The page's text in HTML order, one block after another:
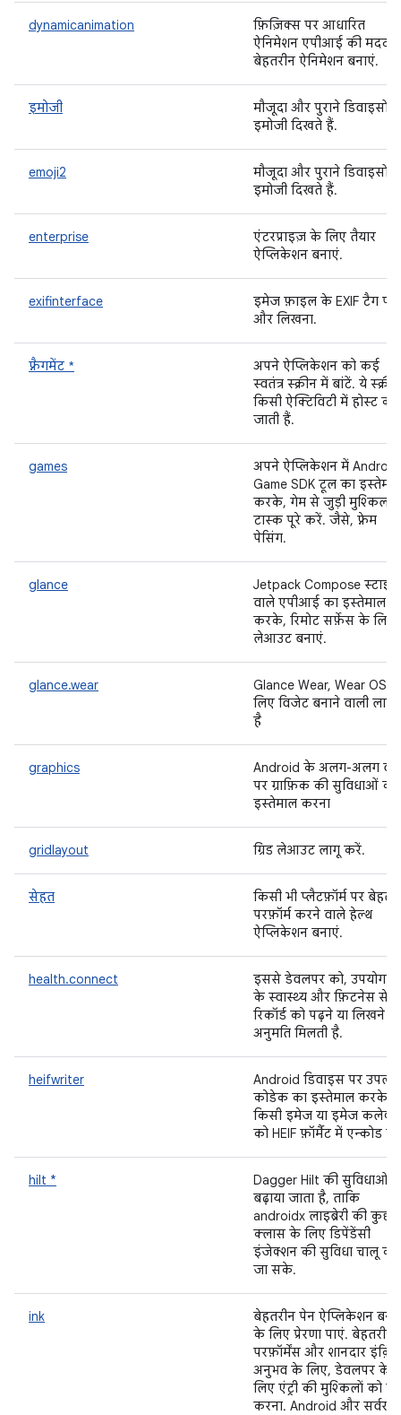
dynamicanimation
फ़िज़िक्स पर आधारित
ऐनिमेशन एपीआई की मदद
बेहतरीन ऐनिमेशन बनाएं.
इमोजी
मौजूदा और पुराने डिवाइसों में
इमोजी दिखते हैं.
emoji2
मौजूदा और पुराने डिवाइसों में
इमोजी दिखते हैं.
enterprise
एंटरप्राइज़ के लिए तैयार
ऐप्लिकेशन बनाएं.
exifinterface
इमेज फ़ाइल के EXIF टैग
और लिखना.
फ़्रैगमेंट *
अपने ऐप्लिकेशन को कई
स्वतंत्र स्क्रीन में बांटें. ये
किसी ऐक्टिविटी में होस्ट की
जाती हैं.
games
अपने ऐप्लिकेशन में Android
Game SDK टूल का
करके, गेम से जुड़ी मुश्किल
टास्क पूरे करें. जैसे, फ़्रेम
पेसिंग.
glance
Jetpack Compose स्टाइल
वाले एपीआई का इस्तेमाल
करके, रिमोट सर्फ़ेस के लिए
लेआउट बनाएं.
glance.wear
Glance Wear, Wear OS के
लिए विजेट बनाने वाली
है
graphics
Android के अलग-अलग
पर ग्राफ़िक की सुविधाओं का
इस्तेमाल करना
gridlayout ग्रिड लेआउट लागू करें.
सेहत
किसी भी प्लैटफ़ॉर्म पर बेहतर
परफ़ॉर्म करने वाले हेल्थ
ऐप्लिकेशन बनाएं.
health.connect
इससे डेवलपर को,
के स्वास्थ्य और फ़िटनेस से
रिकॉर्ड को पढ़ने या लिखने
अनुमति मिलती है.
heifwriter
Android डिवाइस पर
कोडेक का इस्तेमाल करके,
किसी इमेज या इमेज
को HEIF फ़ॉर्मैट में एन्कोड
hilt *
Dagger Hilt की सुविधाओं
बढ़ाया जाता है, ताकि
androidx लाइब्रेरी की कुछ
क्लास के लिए डिपेंडेंसी
इंजेक्शन की सुविधा चालू की
जा सके.
ink
बेहतरीन पेन ऐप्लिकेशन
के लिए प्रेरणा पाएं. बेहतरीन
परफ़ॉर्मेंस और शानदार इंक़िंग
अनुभव के लिए, डेवलपर के
लिए एंट्री की मुश्किलों को
करना. Android और सर्वर-